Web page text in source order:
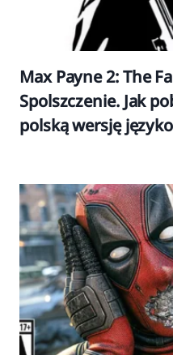
Max Payne 2: The
Spolszczenie. Jak
polską wersję